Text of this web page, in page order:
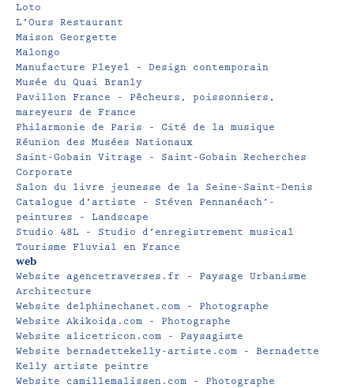
Loto
L’Ours Restaurant
Maison Georgette
Malongo
Manufacture Pleyel – Design contemporain
Musée du Quai Branly
Pavillon France – Pêcheurs, poissonniers,
mareyeurs de France
Philarmonie de Paris – Cité de la musique
Réunion des Musées Nationaux
Saint-Gobain Vitrage – Saint-Gobain Recherches
Corporate
Salon du livre jeunesse de la Seine-Saint-Denis
Catalogue d’artiste – Stéven Pennanéach’-
peintures – Landscape
Studio 48L – Studio d’enregistrement musical
Tourisme Fluvial en France
web
Website agencetraverses.fr – Paysage Urbanisme
Architecture
Website delphinechanet.com – Photographe
Website Akikoida.com – Photographe
Website alicetricon.com – Paysagiste
Website bernadettekelly-artiste.com – Bernadette
Kelly artiste peintre
Website camillemalissen.com – Photographe